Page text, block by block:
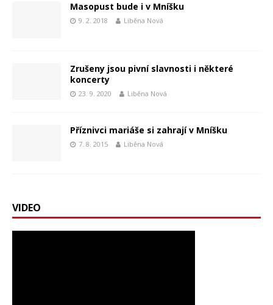
Masopust bude i v Mníšku
9. 2. 2018 Liběna Nová
Zrušeny jsou pivní slavnosti i některé
koncerty
23. 9. 2020 Liběna Nová
Příznivci mariáše si zahrají v Mníšku
7. 8. 2015 Liběna Nová
VIDEO